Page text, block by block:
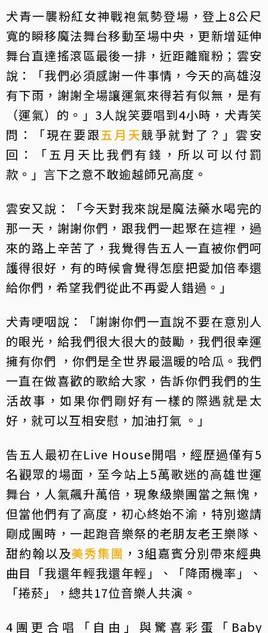
犬青一襲粉紅女神戰袍氣勢登場，登上8公尺
寬的瞬移魔法舞台移動至場中央，更新增延伸
舞台直達搖滾區最後一排，近距離寵粉；雲安
說：「我們必須感謝一件事情，今天的高雄沒
有下雨，謝謝全場讓運氣來得若有似無，是有
（運氣）的。」3人說笑要唱到4小時，犬青笑
問：「現在要跟五月天競爭就對了？」雲安
回：「五月天比我們有錢，所以可以付罰
款。」言下之意不敢逾越師兄高度。
雲安又說：「今天對我來說是魔法藥水喝完的
那一天，謝謝你們，跟我們一起聚在這裡，過
來的路上辛苦了，我覺得告五人一直被你們呵
護得很好，有的時候會覺得怎麼把愛加倍奉還
給你們，希望我們從此不再愛人錯過。」
犬青哽咽說：「謝謝你們一直說不要在意別人
的眼光，給我們很大很大的鼓勵，我們很幸運
擁有你們 ，你們是全世界最溫暖的哈瓜。我們
一直在做喜歡的歌給大家，告訴你們我們的生
活故事，如果你們剛好有一樣的際遇就是太
好，就可以互相安慰，加油打氣 。」
告五人最初在Live House開唱，經歷過僅有5
名觀眾的場面，至今站上5萬歌迷的高雄世運
舞台，人氣飆升萬倍，現象級樂團當之無愧，
但當他們有了高度，初心終始不渝，特別邀請
剛成團時，一起跑音樂祭的老朋友老王樂隊、
甜約翰以及美秀集團 ，3組嘉賓分別帶來經典
曲目「我還年輕我還年輕」、「降雨機率」、
「捲菸」，總共17位音樂人共演。
4團更合唱「自由」與驚喜彩蛋「Baby